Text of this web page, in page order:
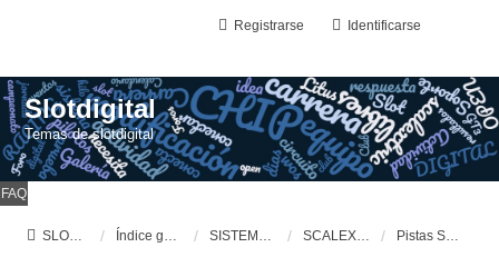
Identificarse
Registrarse
Slotdigital
Temas de slotdigital
FAQ
SLOTDIGITAL Índice general SISTEMAS DE SLOT DIGITALES SCALEXTRIC, SDS & WOS & ADVANCE Pistas SDS / WOS / ADVANCE